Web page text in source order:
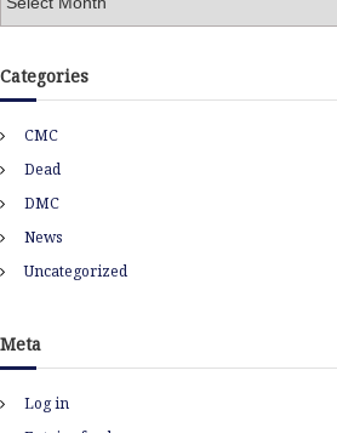
h
e
s
Categories
CMC
Dead
DMC
News
Uncategorized
Meta
Log in